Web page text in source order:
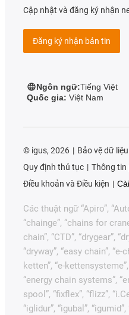
Cập nhật và đăng ký nhận
Đăng ký nhận bản tin
Ngôn ngữ:Tiếng Việt
Quốc gia: Việt Nam
© igus, 2026 Bảo vệ dữ liệu
Quy định thủ tục
Thông tin
Điều khoản và Điều kiện
Các thuật ngữ “Apiro”,
“chainge”, “chains for
chain”, “CTD”, “drygear”,
“dryway”, “easy chain”,
ketten”, “e-
“energy chain systems”,
spool”, “fixflex”, “flizz”,
“iglidur”, “igubal”,